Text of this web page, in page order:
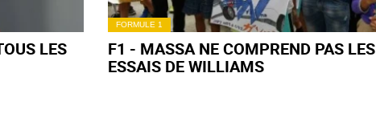
LES
FORMULE 1
F1 - MASSA NE COMPREND PAS LES
ESSAIS DE WILLIAMS